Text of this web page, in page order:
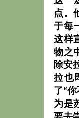
点。
于每
这样
物之
除安
拉也
了“
为是